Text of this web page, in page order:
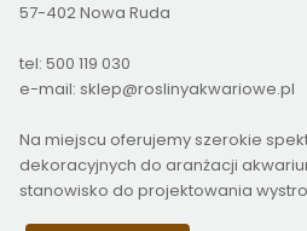
57-402 Nowa Ruda
tel: 500 119 030
e-mail: sklep@roslinyakwariowe.pl
Na miejscu oferujemy szerokie
dekoracyjnych do aranżacji
stanowisko do projektowania